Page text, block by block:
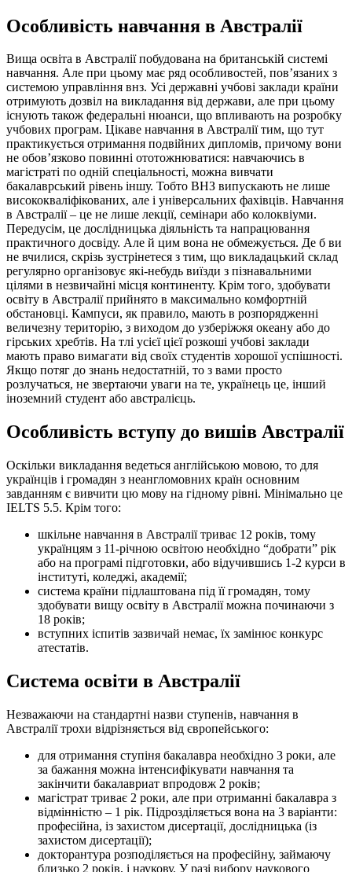
Особливість навчання в Австралії
Вища освіта в Австралії побудована на британській системі
навчання. Але при цьому має ряд особливостей, пов’язаних з
системою управління внз. Усі державні учбові заклади країни
отримують дозвіл на викладання від держави, але при цьому
існують також федеральні нюанси, що впливають на розробку
учбових програм. Цікаве навчання в Австралії тим, що тут
практикується отримання подвійних дипломів, причому вони
не обов’язково повинні ототожнюватися: навчаючись в
магістраті по одній спеціальності, можна вивчати
бакалаврський рівень іншу. Тобто ВНЗ випускають не лише
висококваліфікованих, але і універсальних фахівців. Навчання
в Австралії – це не лише лекції, семінари або колоквіуми.
Передусім, це дослідницька діяльність та напрацювання
практичного досвіду. Але й цим вона не обмежується. Де б ви
не вчилися, скрізь зустрінетеся з тим, що викладацький склад
регулярно організовує які-небудь виїзди з пізнавальними
цілями в незвичайні місця континенту. Крім того, здобувати
освіту в Австралії прийнято в максимально комфортній
обстановці. Кампуси, як правило, мають в розпорядженні
величезну територію, з виходом до узберіжжя океану або до
гірських хребтів. На тлі усієї цієї розкоші учбові заклади
мають право вимагати від своїх студентів хорошої успішності.
Якщо потяг до знань недостатній, то з вами просто
розлучаться, не звертаючи уваги на те, українець це, інший
іноземний студент або австралієць.
Особливість вступу до вишів Австралії
Оскільки викладання ведеться англійською мовою, то для
українців і громадян з неангломовних країн основним
завданням є вивчити цю мову на гідному рівні. Мінімально це
IELTS 5.5. Крім того:
шкільне навчання в Австралії триває 12 років, тому
українцям з 11-річною освітою необхідно “добрати” рік
або на програмі підготовки, або відучившись 1-2 курси в
інституті, коледжі, академії;
система країни підлаштована під її громадян, тому
здобувати вищу освіту в Австралії можна починаючи з
18 років;
вступних іспитів зазвичай немає, їх замінює конкурс
атестатів.
Система освіти в Австралії
Незважаючи на стандартні назви ступенів, навчання в
Австралії трохи відрізняється від європейського:
для отримання ступіня бакалавра необхідно 3 роки, але
за бажання можна інтенсифікувати навчання та
закінчити бакалавриат впродовж 2 років;
магістрат триває 2 роки, але при отриманні бакалавра з
відмінністю – 1 рік. Підрозділяється вона на 3 варіанти:
професійна, із захистом дисертації, дослідницька (із
захистом дисертації);
докторантура розподіляється на професійну, займаючу
близько 2 років, і наукову. У разі вибору наукового